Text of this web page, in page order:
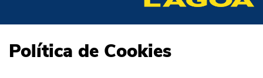
Política de Cookies